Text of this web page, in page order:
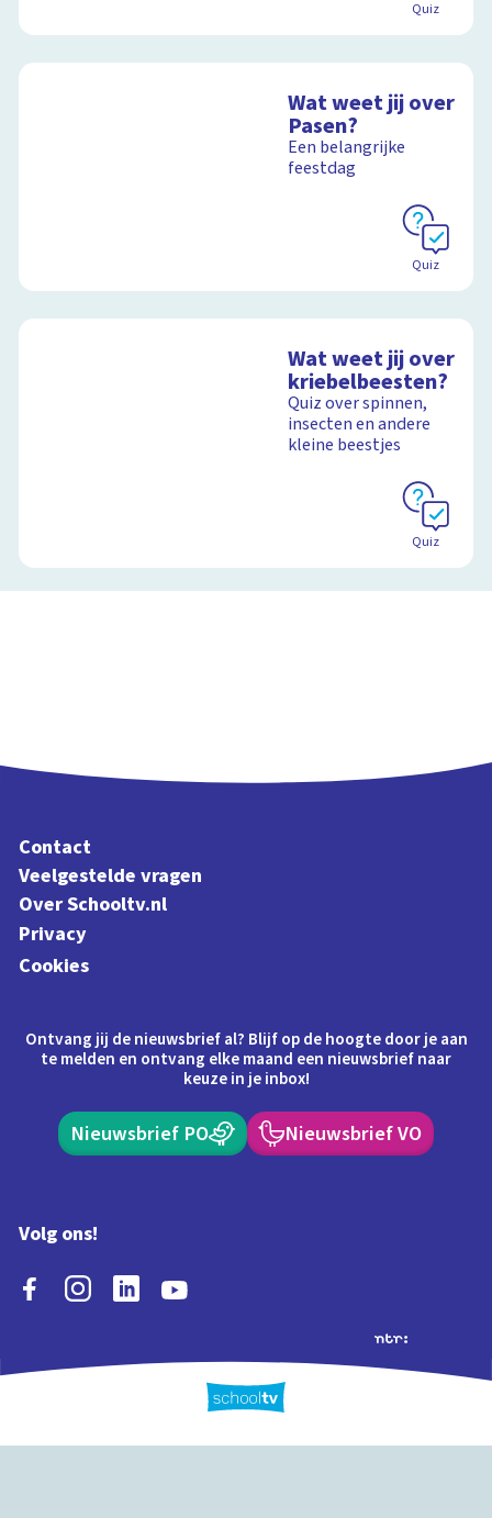
Quiz
Wat weet jij over
Pasen?
Een belangrijke
feestdag
Quiz
Wat weet jij over
kriebelbeesten?
Quiz over spinnen,
insecten en andere
kleine beestjes
Quiz
Contact
Veelgestelde vragen
Over Schooltv.nl
Privacy
Cookies
Ontvang jij de nieuwsbrief al? Blijf op de hoogte door je aan
te melden en ontvang elke maand een nieuwsbrief naar
keuze in je inbox!
Nieuwsbrief PO Nieuwsbrief VO
Volg ons!